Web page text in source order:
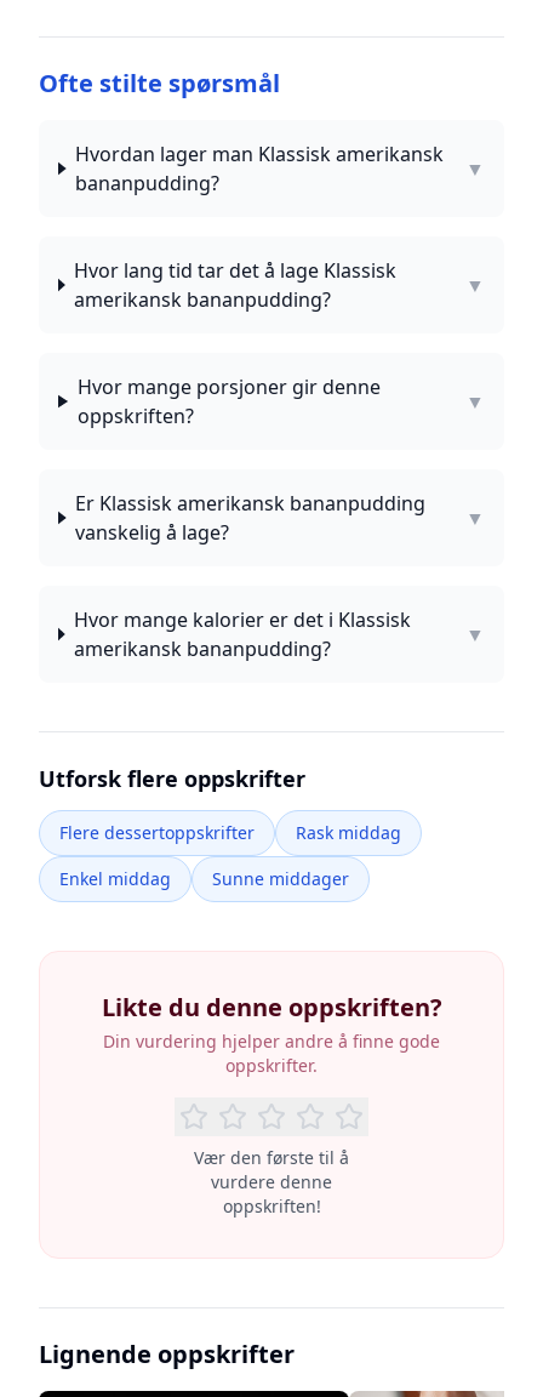
Ofte stilte spørsmål
Hvordan lager man Klassisk amerikansk
bananpudding?
▼
Hvor lang tid tar det å lage Klassisk
amerikansk bananpudding?
▼
Hvor mange porsjoner gir denne
oppskriften?
▼
Er Klassisk amerikansk bananpudding
vanskelig å lage?
▼
Hvor mange kalorier er det i Klassisk
amerikansk bananpudding?
▼
Utforsk flere oppskrifter
Flere dessertoppskrifter
Rask middag
Enkel middag
Sunne middager
Likte du denne oppskriften?
Din vurdering hjelper andre å finne gode
oppskrifter.
Vær den første til å
vurdere denne
oppskriften!
Lignende oppskrifter